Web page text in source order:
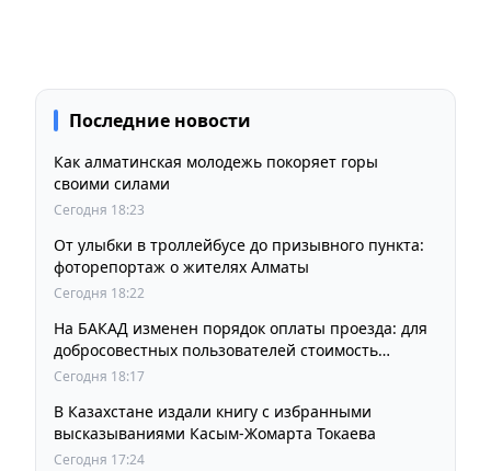
Последние новости
Как алматинская молодежь покоряет горы
своими силами
Сегодня 18:23
От улыбки в троллейбусе до призывного пункта:
фоторепортаж о жителях Алматы
Сегодня 18:22
На БАКАД изменен порядок оплаты проезда: для
добросовестных пользователей стоимость
остается прежней
Сегодня 18:17
В Казахстане издали книгу с избранными
высказываниями Касым-Жомарта Токаева
Сегодня 17:24